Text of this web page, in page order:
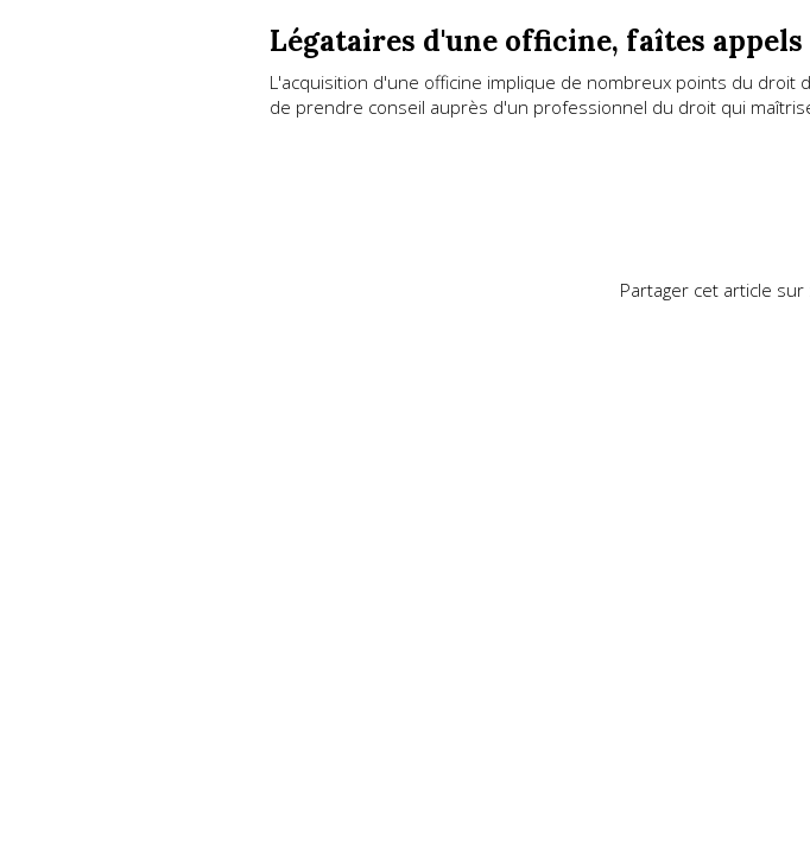
Légataires d'une officine, faîtes
L'acquisition d'une officine implique de nombreux points du droit
de prendre conseil auprès d'un professionnel du droit qui
Partager cet article sur